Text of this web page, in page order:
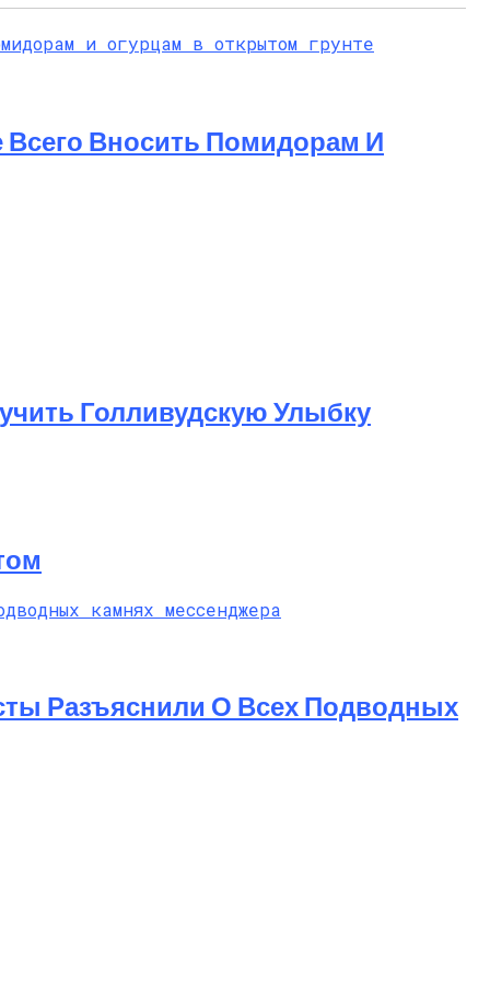
Вносить Помидорам И
Голливудскую Улыбку
Разъяснили О Всех Подводных